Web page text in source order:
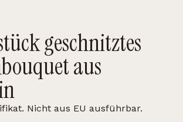
geschnitztes
aus
Nicht aus EU ausführbar.